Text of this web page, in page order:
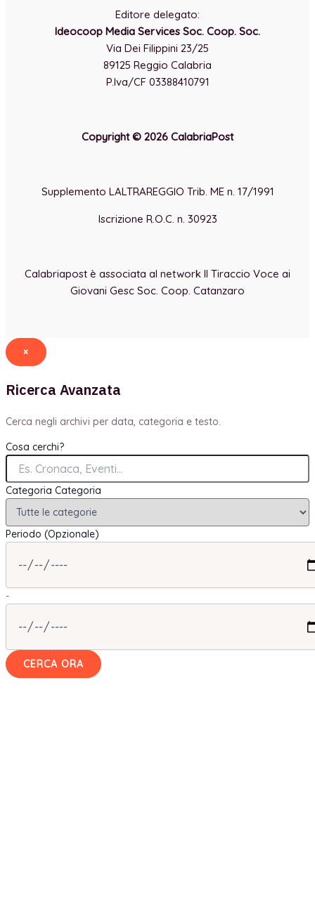
Editore delegato:
Ideocoop Media Services Soc. Coop. Soc.
Via Dei Filippini 23/25
89125 Reggio Calabria
P.Iva/CF 03388410791
Copyright © 2026 CalabriaPost
Supplemento LALTRAREGGIO Trib. ME n. 17/1991
Iscrizione R.O.C. n. 30923
Calabriapost è associata al network Il Tiraccio Voce ai
Giovani Gesc Soc. Coop. Catanzaro
×
Ricerca Avanzata
Cerca negli archivi per data, categoria e testo.
Cosa cerchi?
Categoria Categoria
Periodo (Opzionale)
-
CERCA ORA